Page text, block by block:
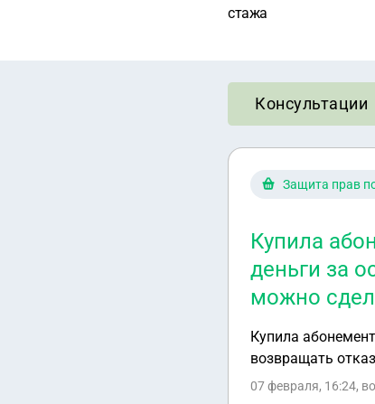
стажа
Консультации
Защита прав
Купила
деньги за
можно
Купила
возвращать
07 февраля, 16:24,